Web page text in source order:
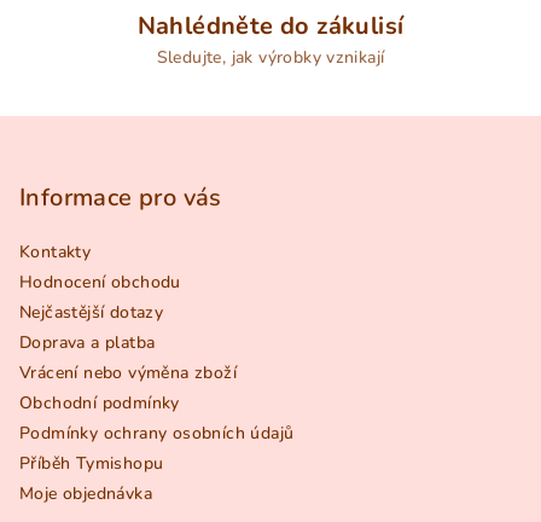
Nahlédněte do zákulisí
Sledujte, jak výrobky vznikají
Informace pro vás
Kontakty
Hodnocení obchodu
Nejčastější dotazy
Doprava a platba
Vrácení nebo výměna zboží
Obchodní podmínky
Podmínky ochrany osobních údajů
Příběh Tymishopu
Moje objednávka